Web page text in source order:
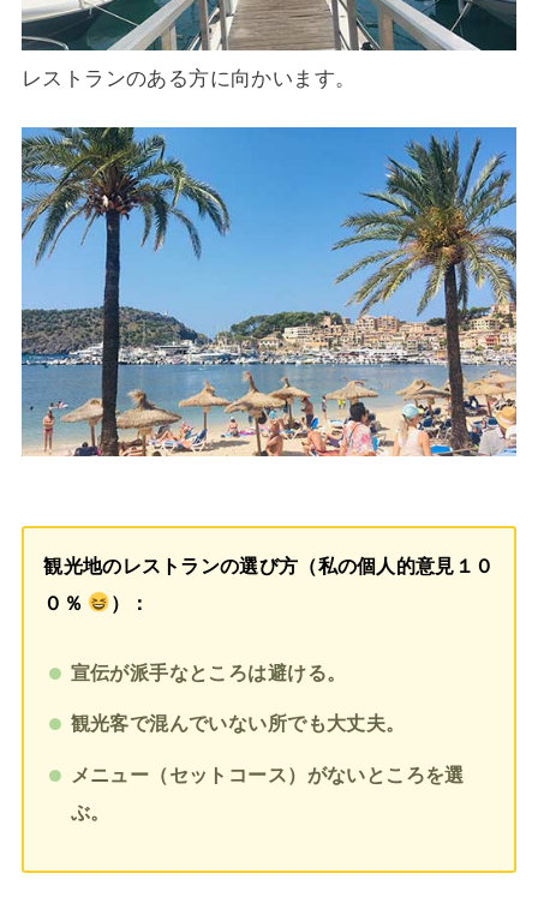
レストランのある方に向かいます。
観光地のレストランの選び方（私の個人的意見１０
０％
）：
宣伝が派手なところは避ける。
観光客で混んでいない所でも大丈夫。
メニュー（セットコース）がないところを選
ぶ。